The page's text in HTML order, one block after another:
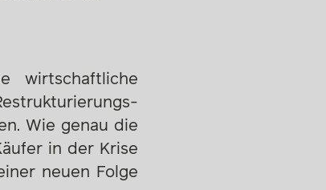
wirtschaftliche
Wie genau die
in der Krise
neuen Folge